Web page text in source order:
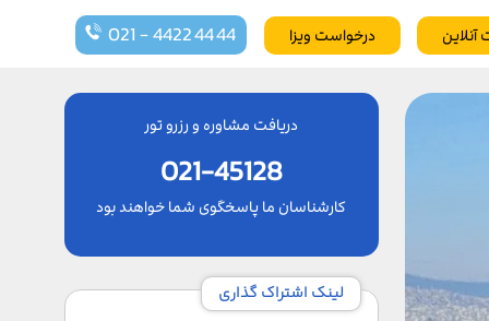
درخواست ویزا 021 - 4422 44 44 آنلاین
دریافت مشاوره و رزرو تور
021-45128
کارشناسان ما پاسخگوی شما خواهند بود
لینک اشتراک گذاری